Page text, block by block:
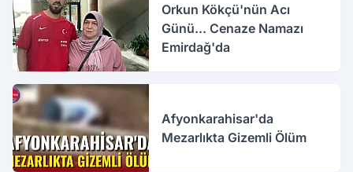
Orkun Kökçü'nün Acı
Günü... Cenaze Namazı
Emirdağ'da
Afyonkarahisar'da
Mezarlıkta Gizemli Ölüm